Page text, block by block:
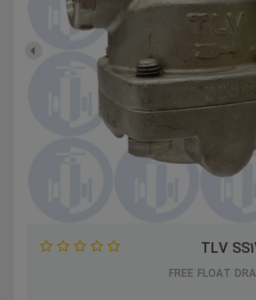
FREE FLOAT